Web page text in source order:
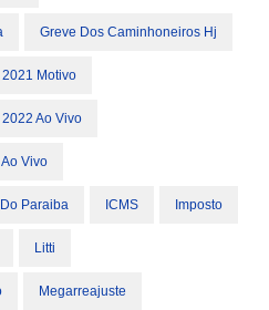
Greve Dos Caminhoneiros Hj
Motivo
Ao Vivo
Vivo
Paraiba ICMS Imposto
Litti
Megarreajuste